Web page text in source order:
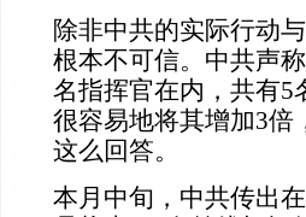
除非中共的实际行动
根本不可信。中共声
名指挥官在内，共有5
很容易地将其增加3倍
这么回答。
本月中旬，中共传出